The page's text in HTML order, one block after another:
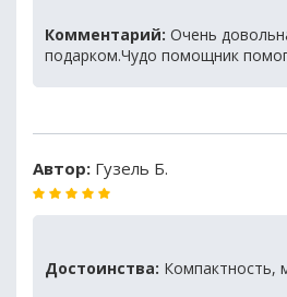
Комментарий: Очень
подарком.Чудо помощник
Автор: Гузель Б.
Достоинства: Компактность,